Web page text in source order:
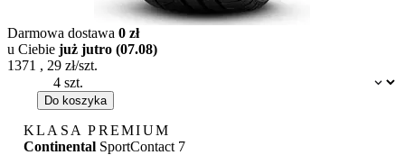
Dostępność:
Darmowa dostawa 0 zł
u Ciebie już jutro (07.08)
1371 , 29 zł/szt.
Do koszyka
KLASA PREMIUM
Continental SportContact 7